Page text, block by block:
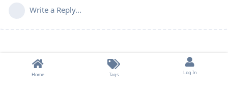
Write a Reply...
Home Tags Log In